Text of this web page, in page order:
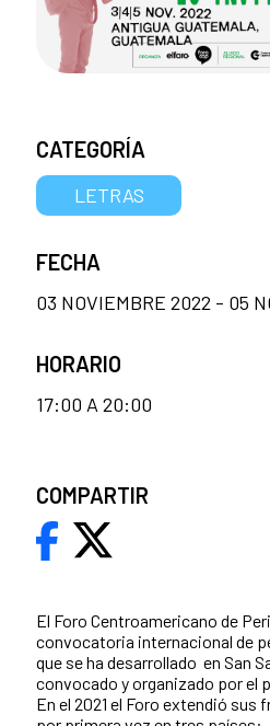
El Foro Centroamericano de
convocatoria internacional de
que se ha desarrollado en San
convocado y organizado por el
En el 2021 el Foro extendió sus
CATEGORÍA
LETRAS
FECHA
03 NOVIEMBRE 2022 - 05
HORARIO
17:00 A 20:00
COMPARTIR